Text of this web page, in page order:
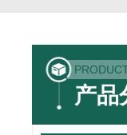
产品